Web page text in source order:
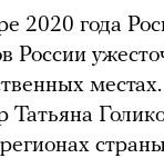
2020 года
России
Татьяна